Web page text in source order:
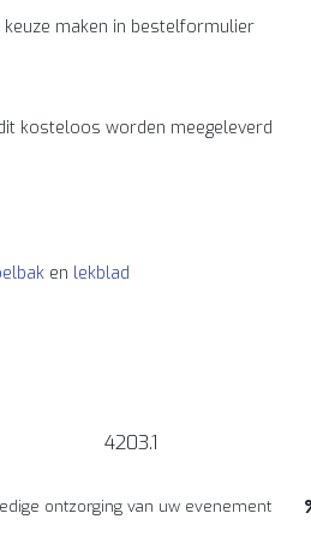
keuze maken in bestelformulier
kosteloos worden meegeleverd
en lekblad
4203.1
ontzorging van uw evenement